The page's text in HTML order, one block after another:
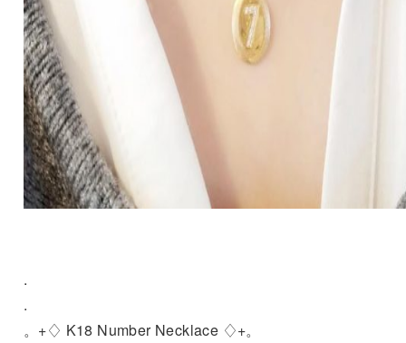
.
.
。+♢ K18 Number Necklace ♢+。